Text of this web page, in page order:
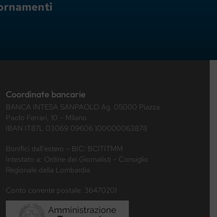
Coordinate bancarie
BANCA INTESA SANPAOLO Ag. 05000 Piazza
Paolo Ferrari, 10 – Milano
IBAN IT87L 03069 09606 100000063878
Bonifici dall’estero – BIC: BCITITMM
Intestato a: Ordine dei Giornalisti – Consiglio
Regionale della Lombardia
Conto corrente postale: 36470201